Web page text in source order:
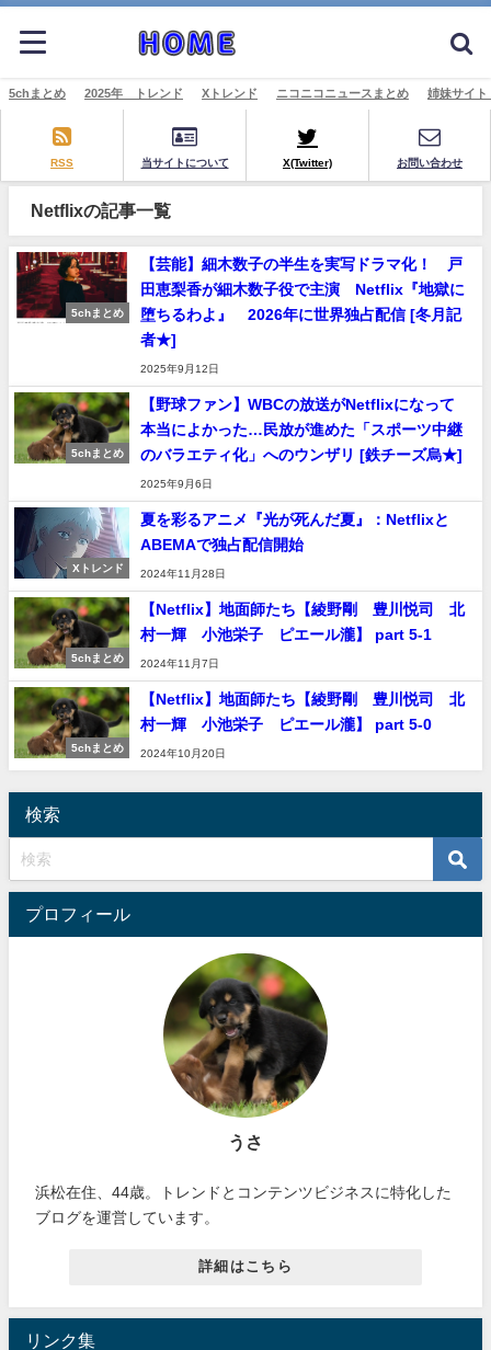
5chまとめ 2025年 トレンド Xトレンド ニコニコニュースまとめ 姉妹サイ
RSS 当サイトについて X(Twitter) お問い合わせ
Netflixの記事一覧
5chまとめ
【芸能】細木数子の半生を実写ドラマ化！ 戸
田恵梨香が細木数子役で主演 Netflix『地獄に
堕ちるわよ』 2026年に世界独占配信 [冬月記
者★]
2025年9月12日
5chまとめ
【野球ファン】WBCの放送がNetflixになって
本当によかった…民放が進めた「スポーツ中継
のバラエティ化」へのウンザリ [鉄チーズ烏★]
2025年9月6日
Xトレンド
夏を彩るアニメ『光が死んだ夏』：Netflixと
ABEMAで独占配信開始
2024年11月28日
5chまとめ
【Netflix】地面師たち【綾野剛 豊川悦司 北
村一輝 小池栄子 ピエール瀧】 part 5-1
2024年11月7日
5chまとめ
【Netflix】地面師たち【綾野剛 豊川悦司 北
村一輝 小池栄子 ピエール瀧】 part 5-0
2024年10月20日
検索
プロフィール
うさ
浜松在住、44歳。トレンドとコンテンツビジネスに特化した
ブログを運営しています。
詳細はこちら
リンク集